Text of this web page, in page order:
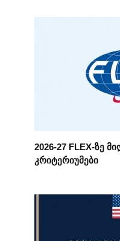
2026-27 FLEX-ზე
კრიტერიუმები